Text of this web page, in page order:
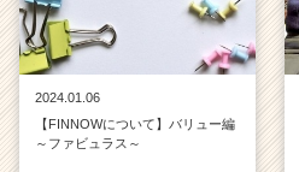
2024.01.06
【FINNOWについて】バリュー編
～ファビュラス～